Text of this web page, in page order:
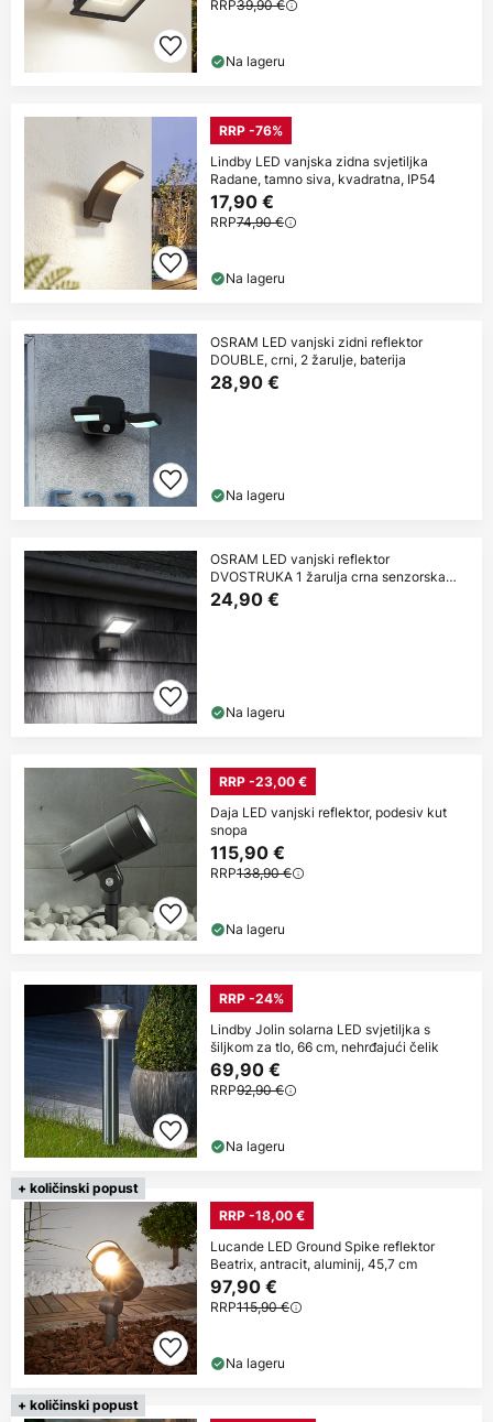
RRP39,90 €
Na lageru
RRP -76%
Lindby LED vanjska zidna svjetiljka
Radane, tamno siva, kvadratna, IP54
17,90 €
RRP74,90 €
Na lageru
OSRAM LED vanjski zidni reflektor
DOUBLE, crni, 2 žarulje, baterija
28,90 €
Na lageru
OSRAM LED vanjski reflektor
DVOSTRUKA 1 žarulja crna senzorska
baterija
24,90 €
Na lageru
RRP -23,00 €
Daja LED vanjski reflektor, podesiv kut
snopa
115,90 €
RRP138,90 €
Na lageru
RRP -24%
Lindby Jolin solarna LED svjetiljka s
šiljkom za tlo, 66 cm, nehrđajući čelik
69,90 €
RRP92,90 €
Na lageru
+ količinski popust
RRP -18,00 €
Lucande LED Ground Spike reflektor
Beatrix, antracit, aluminij, 45,7 cm
97,90 €
RRP115,90 €
Na lageru
+ količinski popust